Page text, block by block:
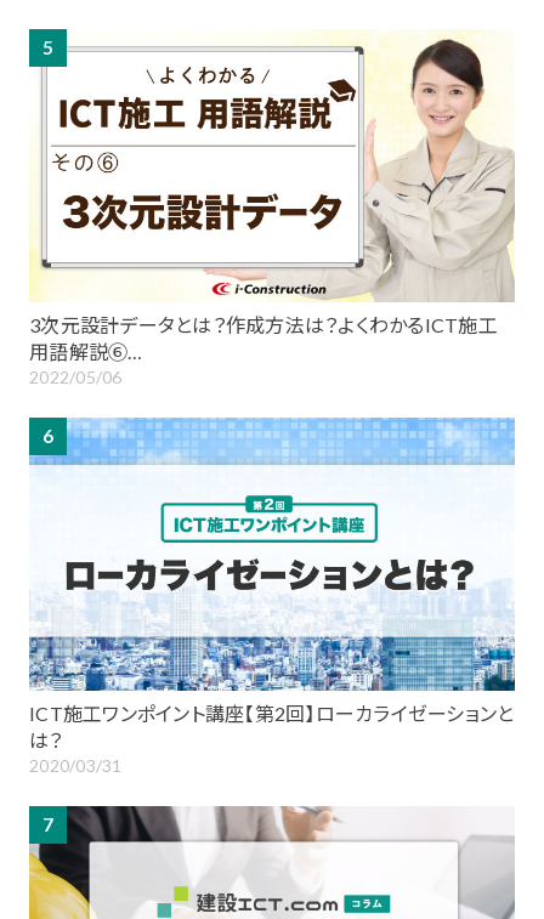
5
3次元設計データとは？作成方法は？よくわかるICT施工
用語解説⑥…
2022/05/06
6
ICT施工ワンポイント講座【第2回】ローカライゼーションと
は？
2020/03/31
7